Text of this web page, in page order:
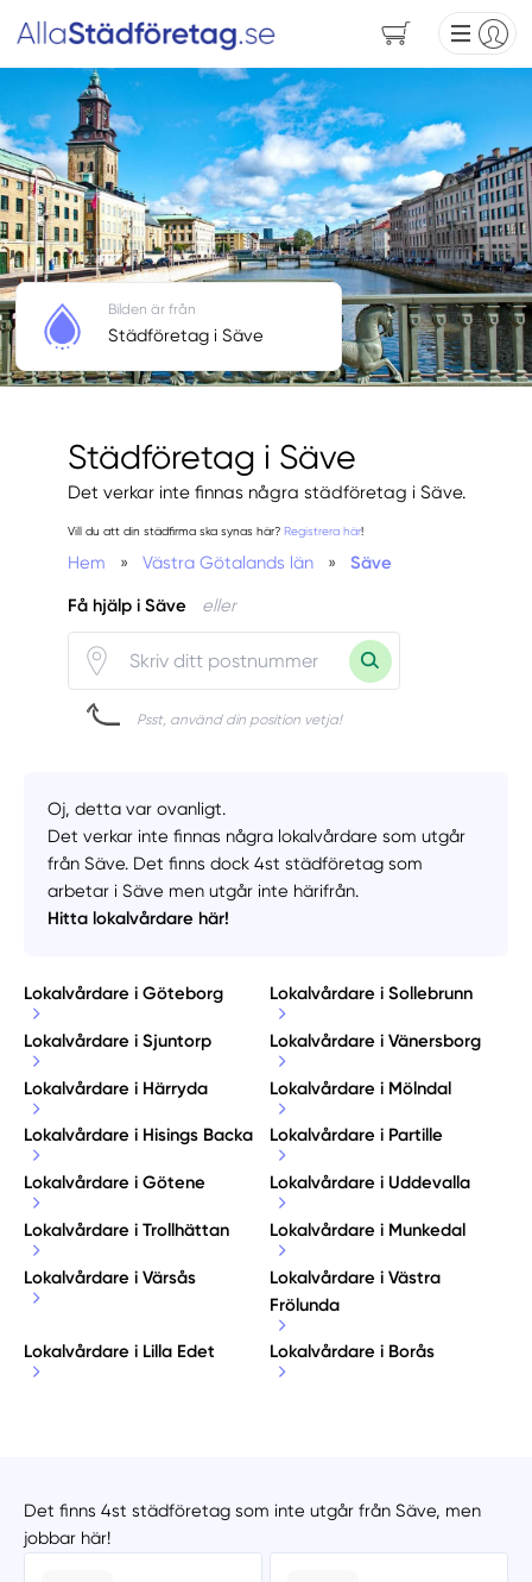
Städföretag i Säve
Det verkar inte finnas några städföretag i Säve.
Vill du att din städfirma ska synas här? Registrera här!
Hem » Västra Götalands län » Säve
Få hjälp i Säve eller
Psst, använd din position vetja!
Bilden är från
Städföretag i Säve
Oj, detta var ovanligt.
Det verkar inte finnas några lokalvårdare som utgår
från Säve. Det finns dock 4st städföretag som
arbetar i Säve men utgår inte härifrån.
Hitta lokalvårdare här!
Lokalvårdare i Göteborg Lokalvårdare i Sollebrunn
Lokalvårdare i Sjuntorp Lokalvårdare i Vänersborg
Lokalvårdare i Härryda Lokalvårdare i Mölndal
Lokalvårdare i Hisings Backa Lokalvårdare i Partille
Lokalvårdare i Götene Lokalvårdare i Uddevalla
Lokalvårdare i Trollhättan Lokalvårdare i Munkedal
Lokalvårdare i Värsås
Lokalvårdare i Västra
Frölunda
Lokalvårdare i Lilla Edet Lokalvårdare i Borås
Det finns 4st städföretag som inte utgår från Säve, men
jobbar här!